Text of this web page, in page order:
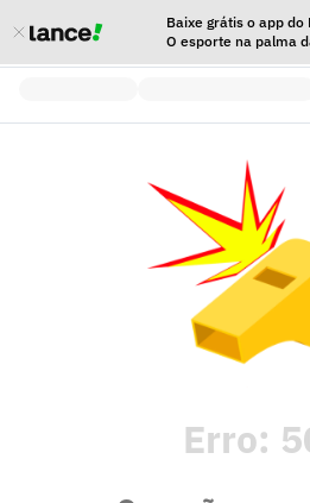
Baixe grátis o app do
O esporte na palma
Erro: